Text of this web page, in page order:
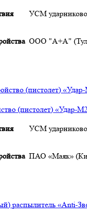
УСМ
ООО "А+А"
(пистолет) «Удар-
УСМ
ПАО «Маяк»